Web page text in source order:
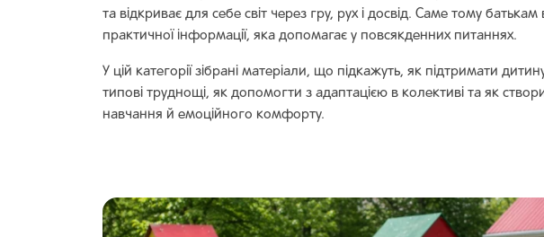
та відкриває для себе світ через гру, рух і досвід. Саме тому
практичної інформації, яка допомагає у повсякденних питаннях.
У цій категорії зібрані матеріали, що підкажуть, як підтримати
типові труднощі, як допомогти з адаптацією в колективі та як
навчання й емоційного комфорту.